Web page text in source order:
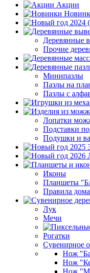
Акции
Деревянные
Прочие
Минипазлы
Пазлы на
Пазлы с
Лопатки
Подставки
Подушки и
Иконы
Планшеты
Правила дома
Лук
Мечи
Рогатки
Сувенирное
Нож
Нож
Нож "М